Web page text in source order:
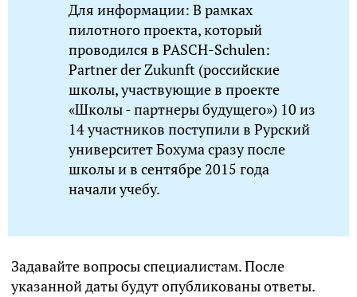
Для информации: В рамках
пилотного проекта, который
проводился в PASCH-Schulen:
Partner der Zukunft (российские
школы, участвующие в проекте
«Школы - партнеры будущего») 10 из
14 участников поступили в Рурский
университет Бохума сразу после
школы и в сентябре 2015 года
начали учебу.
Задавайте вопросы специалистам. После
указанной даты будут опубликованы ответы.